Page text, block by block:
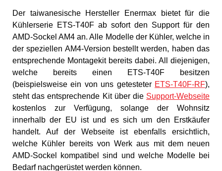
Der taiwanesische Hersteller Enermax bietet für die
Kühlerserie ETS-T40F ab sofort den Support für den
AMD-Sockel AM4 an. Alle Modelle der Kühler, welche in
der speziellen AM4-Version bestellt werden, haben das
entsprechende Montagekit bereits dabei. All diejenigen,
welche bereits einen ETS-T40F besitzen
(beispielsweise ein von uns getesteter ETS-T40F-RF),
steht das entsprechende Kit über die Support-Webseite
kostenlos zur Verfügung, solange der Wohnsitz
innerhalb der EU ist und es sich um den Erstkäufer
handelt. Auf der Webseite ist ebenfalls ersichtlich,
welche Kühler bereits von Werk aus mit dem neuen
AMD-Sockel kompatibel sind und welche Modelle bei
Bedarf nachgerüstet werden können.